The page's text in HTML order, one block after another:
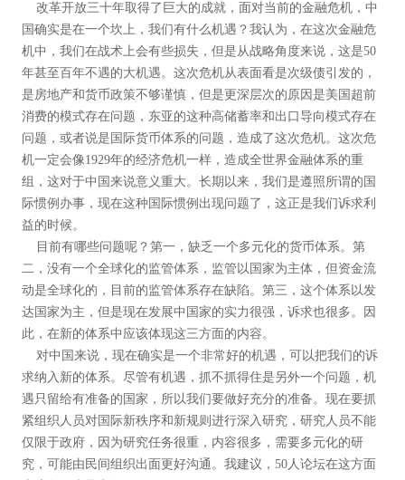
改革开放三十年取得了巨大的成就，面对当前的金融危机，中
国确实是在一个坎上，我们有什么机遇？我认为，在这次金融危
机中，我们在战术上会有些损失，但是从战略角度来说，这是50
年甚至百年不遇的大机遇。这次危机从表面看是次级债引发的，
是房地产和货币政策不够谨慎，但是更深层次的原因是美国超前
消费的模式存在问题，东亚的这种高储蓄率和出口导向模式存在
问题，或者说是国际货币体系的问题，造成了这次危机。这次危
机一定会像1929年的经济危机一样，造成全世界金融体系的重
组，这对于中国来说意义重大。长期以来，我们是遵照所谓的国
际惯例办事，现在这种国际惯例出现问题了，这正是我们诉求利
益的时候。
目前有哪些问题呢？第一，缺乏一个多元化的货币体系。第
二，没有一个全球化的监管体系，监管以国家为主体，但资金流
动是全球化的，目前的监管体系存在缺陷。第三，这个体系以发
达国家为主，但是现在发展中国家的实力很强，诉求也很多。因
此，在新的体系中应该体现这三方面的内容。
对中国来说，现在确实是一个非常好的机遇，可以把我们的诉
求纳入新的体系。尽管有机遇，抓不抓得住是另外一个问题，机
遇只留给有准备的国家，所以我们要做好充分的准备。现在要抓
紧组织人员对国际新秩序和新规则进行深入研究，研究人员不能
仅限于政府，因为研究任务很重，内容很多，需要多元化的研
究，可能由民间组织出面更好沟通。我建议，50人论坛在这方面